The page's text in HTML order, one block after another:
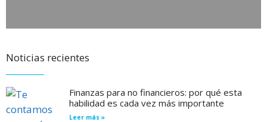
Noticias recientes
Finanzas para no financieros: por qué esta
habilidad es cada vez más importante
Leer más »